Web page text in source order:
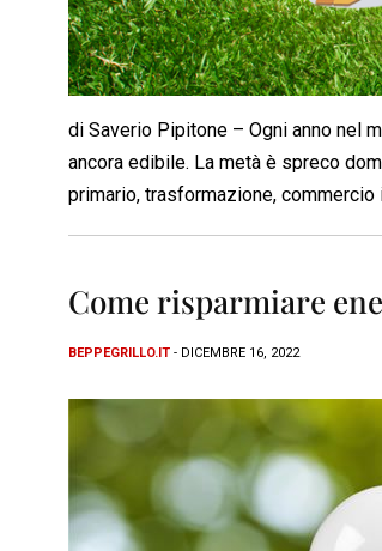
di Saverio Pipitone – Ogni anno nel
ancora edibile. La metà è spreco
primario, trasformazione,
Come risparmiare
BEPPEGRILLO.IT - DICEMBRE 16, 2022